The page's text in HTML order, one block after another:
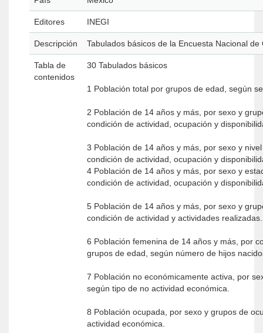
Editores INEGI
Descripción Tabulados básicos de la Encuesta Nacional
Tabla de
contenidos
30 Tabulados básicos
1 Población total por grupos de edad, según
2 Población de 14 años y más, por sexo y
condición de actividad, ocupación y
3 Población de 14 años y más, por sexo y
condición de actividad, ocupación y
4 Población de 14 años y más, por sexo y
condición de actividad, ocupación y
5 Población de 14 años y más, por sexo y
condición de actividad y actividades
6 Población femenina de 14 años y más, por
grupos de edad, según número de hijos
7 Población no económicamente activa, por sexo y grupos de
según tipo de no actividad económica.
8 Población ocupada, por sexo y grupos de
actividad económica.